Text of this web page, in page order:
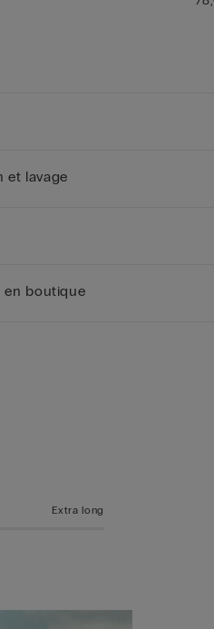
et lavage
en boutique
Extra long